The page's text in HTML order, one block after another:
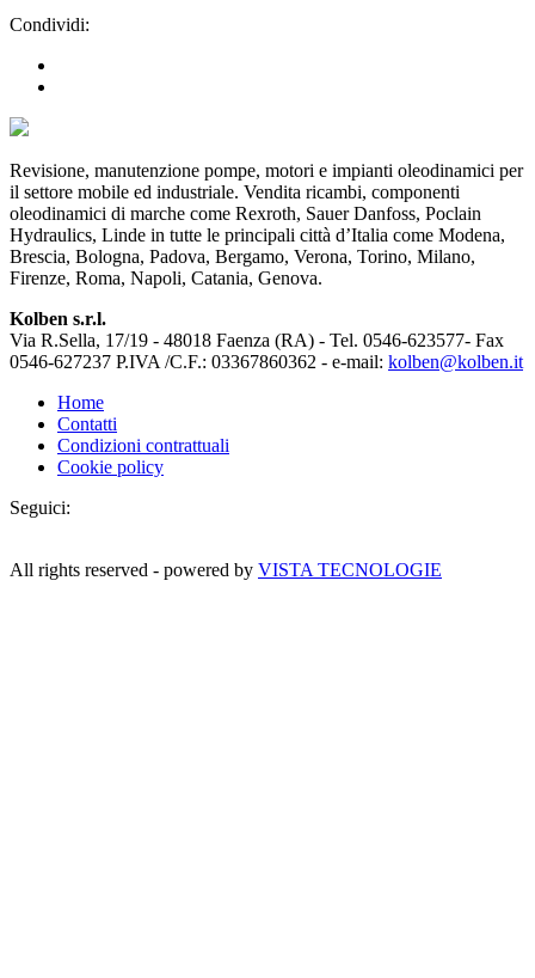
Condividi:
Revisione, manutenzione pompe, motori e impianti oleodinamici per
il settore mobile ed industriale. Vendita ricambi, componenti
oleodinamici di marche come Rexroth, Sauer Danfoss, Poclain
Hydraulics, Linde in tutte le principali città d’Italia come Modena,
Brescia, Bologna, Padova, Bergamo, Verona, Torino, Milano,
Firenze, Roma, Napoli, Catania, Genova.
Kolben s.r.l.
Via R.Sella, 17/19 - 48018 Faenza (RA) - Tel. 0546-623577- Fax
0546-627237 P.IVA /C.F.: 03367860362 - e-mail: kolben@kolben.it
Home
Contatti
Condizioni contrattuali
Cookie policy
Seguici:
All rights reserved - powered by VISTA TECNOLOGIE